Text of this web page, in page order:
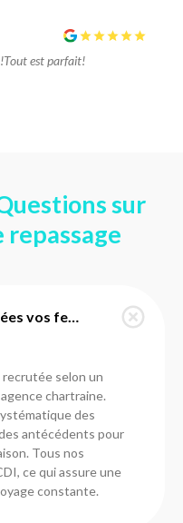
est parfait!
sur
repassage
Comment sont sélectionnées vos femmes de ménage à Champhol ?
selon un
chartraine.
des
antécédents pour
Tous nos
ce qui assure une
constante.